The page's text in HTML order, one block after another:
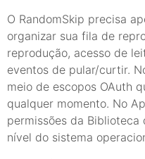
O RandomSkip precisa
organizar sua fila de
reprodução, acesso de
eventos de pular/curtir.
meio de escopos OAuth
qualquer momento. No
permissões da
nível do sistema